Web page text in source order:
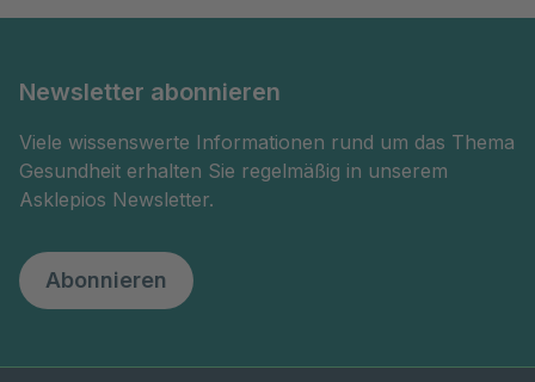
Newsletter abonnieren
Viele wissenswerte Informationen rund um das Thema
Gesundheit erhalten Sie regelmäßig in unserem
Asklepios Newsletter.
Abonnieren